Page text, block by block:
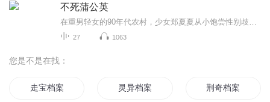
不死蒲公英
27 1063
您是不是在找：
走宝档案 灵异档案 荆奇档案